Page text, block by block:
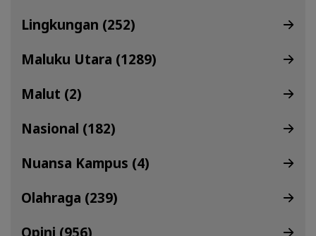
Lingkungan (252)
Maluku Utara (1289)
Malut (2)
Nasional (182)
Nuansa Kampus (4)
Olahraga (239)